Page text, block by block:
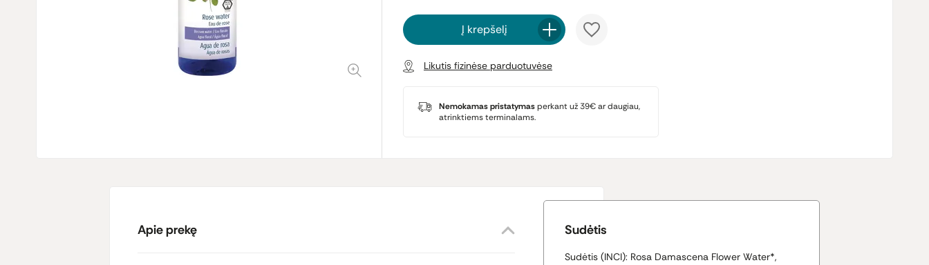
Į krepšelį
Likutis fizinėse parduotuvėse
Nemokamas pristatymasperkant už 39€ ar daugiau,
atrinktiems terminalams.
Apie prekę Sudėtis
Sudėtis (INCI): Rosa Damascena Flower Water*,